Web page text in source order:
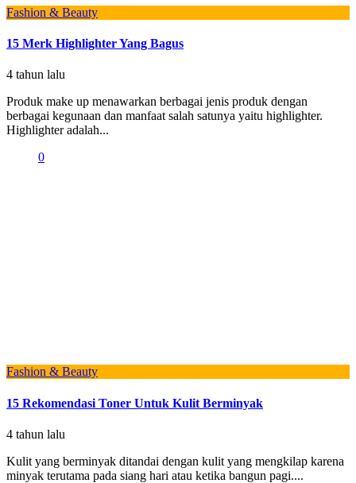
Fashion & Beauty
15 Merk Highlighter Yang Bagus
4 tahun lalu
Produk make up menawarkan berbagai jenis produk dengan
berbagai kegunaan dan manfaat salah satunya yaitu highlighter.
Highlighter adalah...
0
Fashion & Beauty
15 Rekomendasi Toner Untuk Kulit Berminyak
4 tahun lalu
Kulit yang berminyak ditandai dengan kulit yang mengkilap karena
minyak terutama pada siang hari atau ketika bangun pagi....